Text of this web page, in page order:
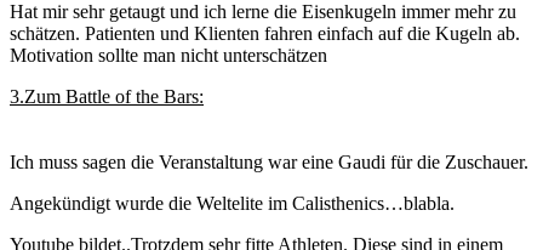
Hat mir sehr getaugt und ich lerne die Eisenkugeln immer mehr zu
schätzen. Patienten und Klienten fahren einfach auf die Kugeln ab.
Motivation sollte man nicht unterschätzen
3.Zum Battle of the Bars:
Ich muss sagen die Veranstaltung war eine Gaudi für die Zuschauer.
Angekündigt wurde die Weltelite im Calisthenics…blabla.
Youtube bildet..Trotzdem sehr fitte Athleten. Diese sind in einem